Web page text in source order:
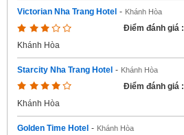
Victorian Nha Trang Hotel - Khánh Hòa
Điểm đánh giá :
Khánh Hòa
Starcity Nha Trang Hotel - Khánh Hòa
Điểm đánh giá :
Khánh Hòa
Golden Time Hotel - Khánh Hòa